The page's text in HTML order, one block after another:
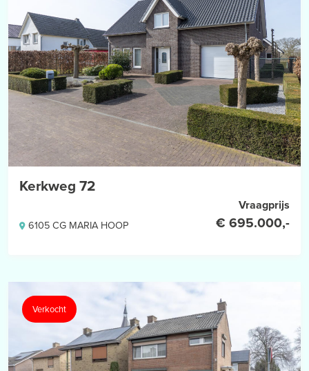
Kerkweg 72
6105 CG MARIA HOOP
Vraagprijs
€ 695.000,-
Verkocht